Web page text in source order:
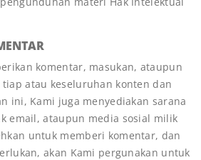
komentar, masukan, ataupun
atau keseluruhan konten dan
ini, Kami juga menyediakan sarana
email, ataupun media sosial milik
untuk memberi komentar, dan
akan Kami pergunakan untuk